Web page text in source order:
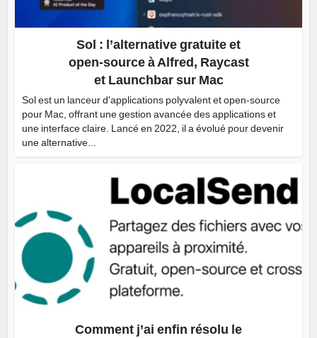
Sol : l’alternative gratuite et
open-source à Alfred, Raycast
et Launchbar sur Mac
Sol est un lanceur d'applications polyvalent et open-source
pour Mac, offrant une gestion avancée des applications et
une interface claire. Lancé en 2022, il a évolué pour devenir
une alternative...
Comment j’ai enfin résolu le